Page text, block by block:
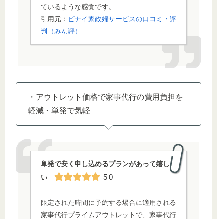
ているような感覚です。
引用元： ピナイ家政婦サービスの口コミ・評
判（みん評）
・アウトレット価格で家事代行の費用負担を
軽減・単発で気軽
単発で安く申し込めるプランがあって嬉し
い
5.0
限定された時間に予約する場合に適用される
家事代行プライムアウトレットで、家事代行